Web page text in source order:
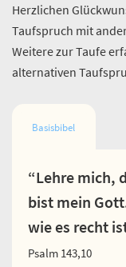
Herzlichen
Taufspruch mit
Weitere zur Taufe
alternativen
Basisbibel
“Lehre mich,
bist mein
wie es recht
Psalm 143,10